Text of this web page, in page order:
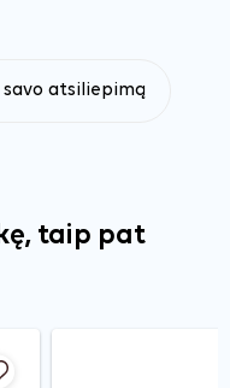
atsiliepimą
taip pat